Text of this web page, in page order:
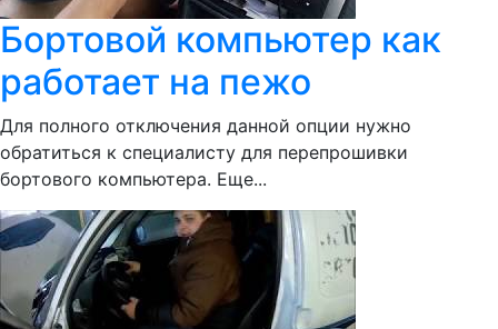
Бортовой компьютер как
работает на пежо
Для полного отключения данной опции нужно
обратиться к специалисту для перепрошивки
бортового компьютера. Еще...